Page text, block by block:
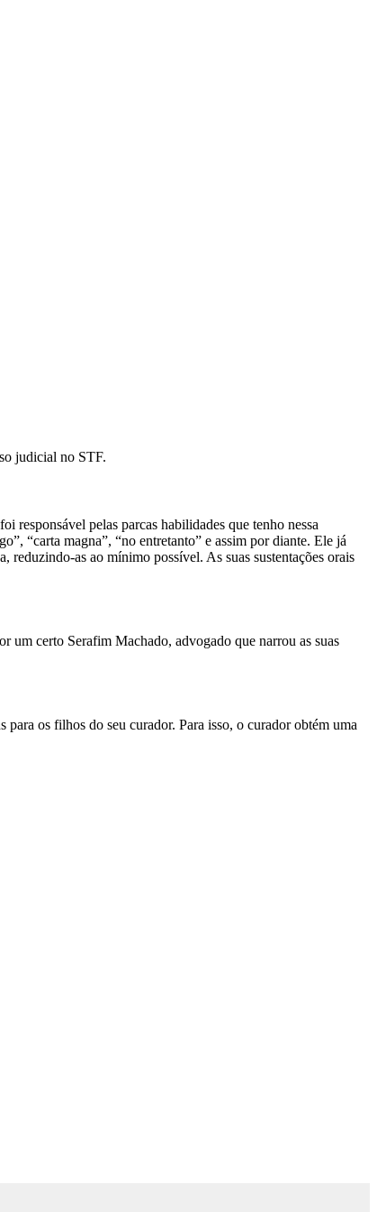
judicial no STF.
pelas parcas habilidades que tenho nessa
“carta magna”, “no entretanto” e assim por diante. Ele já
reduzindo-as ao mínimo possível. As suas sustentações orais
um certo Serafim Machado, advogado que narrou as suas
os filhos do seu curador. Para isso, o curador obtém uma